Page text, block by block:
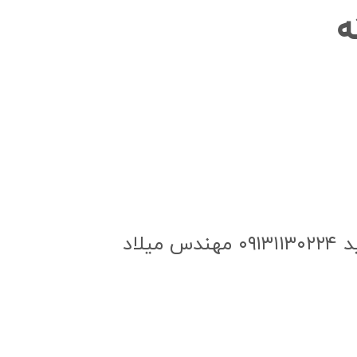
در عرض ها و برند های مختلف تماس بگیرید ۰۹۱۳۱۱۳۰۲۲۴ مهندس میلاد